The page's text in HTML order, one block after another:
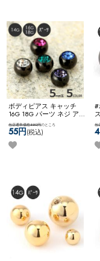
ボディピアス キャッチ
16G 18G パーツ ネジ アレ
ンジ カスタム コーディネ
ート ブラック 黒 ネコポ
スOK一粒ジュエルネジ
当店通常価格550円のところ
55円(税込)
#
当